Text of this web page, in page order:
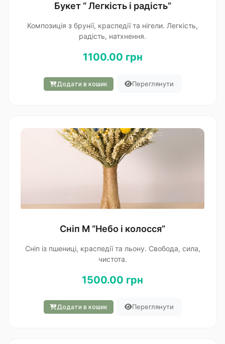
Букет “ Легкість і радість”
Композиція з брунії, краспедії та нігели. Легкість,
радість, натхнення.
1100.00 грн
Додати в кошик Переглянути
Сніп M “Небо і колосся”
Сніп із пшениці, краспедії та льону. Свобода, сила,
чистота.
1500.00 грн
Додати в кошик Переглянути